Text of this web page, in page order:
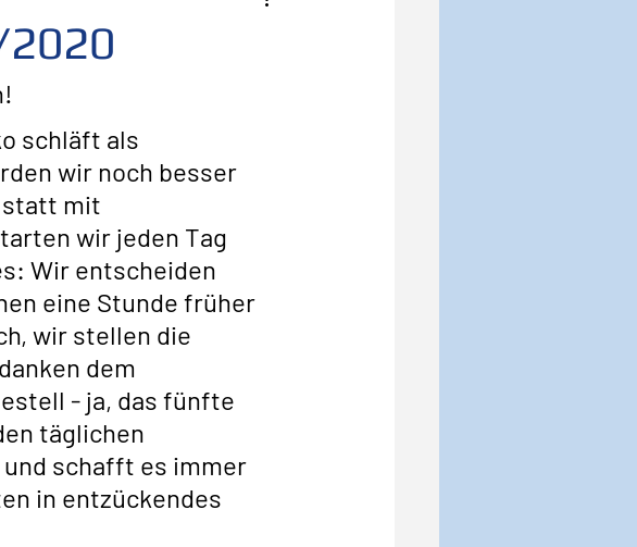
schläft als
wir noch besser
statt mit
wir jeden Tag
Wir entscheiden
eine Stunde früher
wir stellen die
dem
- ja, das fünfte
täglichen
schafft es immer
in entzückendes